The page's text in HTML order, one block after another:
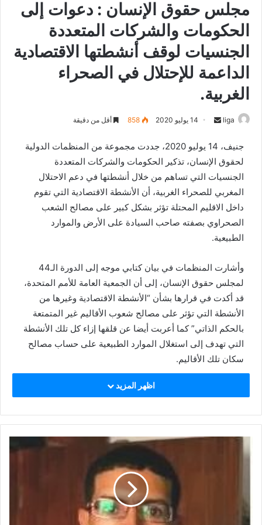
مجلس حقوق الإنسان : دعوات إلى
الحكومات والشركات المتعددة
الجنسيات لوقف أنشطتها الاقتصادية
الداعمة للإحتلال في الصحراء
الغربية.
liga
n
d
a
n
e
14 يوليو 2020 858 أقل من دقيقة
جنيف، 14 يوليو 2020، جددت مجموعة من المنظمات الدولية
لحقوق الإنسان، تذكير الحكومات والشركات المتعددة
الجنسيات التي تساهم من خلال أنشطتها في دعم الاحتلال
المغربي للصحراء الغربية، أن الأنشطة الاقتصادية التي تقوم
داخل الاقليم المحتلة تؤثر بشكل كبير على مصالح الشعب
الصحراوي بصفته صاحب السيادة على الأرض والموارد
الطبيعية.
وأشارت المنظمات في بيان كتابي موجه إلى الدورة الـ44
لمجلس حقوق الإنسان، إلى أن الجمعية العامة للأمم المتحدة،
قد أكدت في قرارها بشأن “الأنشطة الاقتصادية وغيرها من
الأنشطة التي تؤثر على مصالح شعوب الأقاليم غير المتمتعة
بالحكم الذاتي” كما أعربت أيضا عن قلقها إزاء كل تلك الأنشطة
التي تهدف إلى استغلال الموارد الطبيعية على حساب مصالح
سكان تلك الأقاليم.
كما ألحت المنظمات أيضا على ضرورة تجنب أي أنشطة
الشعب الصحراوي، داعية في ذات السياق جميع الحكومات إلى
إتخاذ التدابير اللازمة فيما يخص هذا الجانب من أجل وضع حد
للأعمال غير القانونية للشركات التي تسبب أضرارا جسيمة
هذا وأستعرض البيان بعض القرارات التي نصت على عدم ينص
شرعية مثل هذه الاعمال داخل الاقاليم الخاضعة للإحتلال مثل
اظهر المزيد